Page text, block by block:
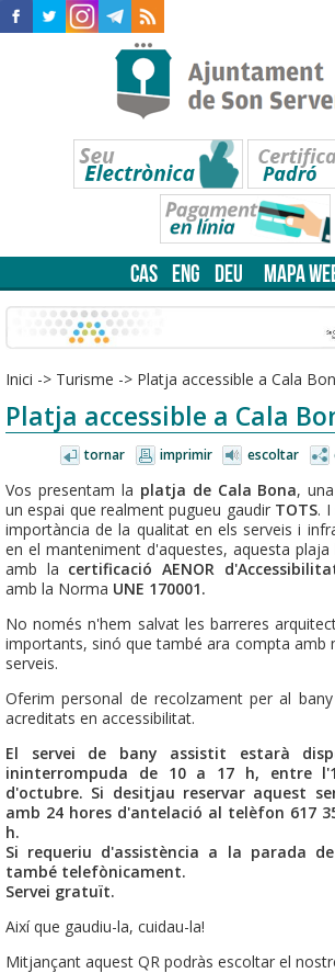
CAS ENG DEU MAPA
Inici -> Turisme -> Platja accessible a Cala
Platja accessible a Cala
tornar imprimir escoltar
Vos presentam la platja de Cala Bona,
un espai que realment pugueu gaudir TOTS.
importància de la qualitat en els serveis i
en el manteniment d'aquestes, aquesta
amb la certificació AENOR
amb la Norma UNE 170001.
No només n'hem salvat les barreres
importants, sinó que també ara compta amb
serveis.
Oferim personal de recolzament per al
acreditats en accessibilitat.
El servei de bany assistit estarà
ininterrompuda de 10 a 17 h, entre
d'octubre. Si desitjau reservar aquest
amb 24 hores d'antelació al telèfon 617
h.
Si requeriu d'assistència a la parada
també telefònicament.
Servei gratuït.
Així que gaudiu-la, cuidau-la!
Mitjançant aquest QR podràs escoltar el